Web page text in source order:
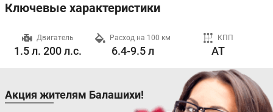
Ключевые характеристики
Двигатель
1.5 л. 200 л.с.
Расход на 100 км
6.4-9.5 л
КПП
AT
Акция жителям Балашихи!